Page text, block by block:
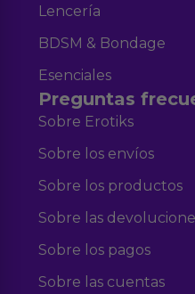
Lencería
BDSM & Bondage
Esenciales
Preguntas
Sobre Erotiks
Sobre los envíos
Sobre los productos
Sobre las
Sobre los pagos
Sobre las cuentas